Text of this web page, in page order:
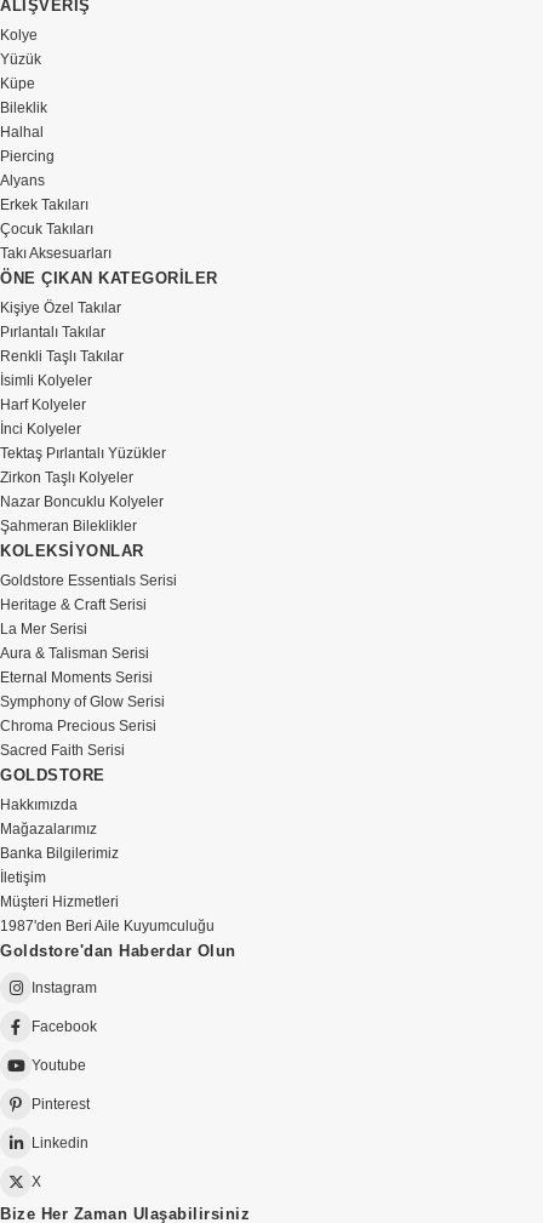
ALIŞVERİŞ
Kolye
Yüzük
Küpe
Bileklik
Halhal
Piercing
Alyans
Erkek Takıları
Çocuk Takıları
Takı Aksesuarları
ÖNE ÇIKAN KATEGORİLER
Kişiye Özel Takılar
Pırlantalı Takılar
Renkli Taşlı Takılar
İsimli Kolyeler
Harf Kolyeler
İnci Kolyeler
Tektaş Pırlantalı Yüzükler
Zirkon Taşlı Kolyeler
Nazar Boncuklu Kolyeler
Şahmeran Bileklikler
KOLEKSİYONLAR
Goldstore Essentials Serisi
Heritage & Craft Serisi
La Mer Serisi
Aura & Talisman Serisi
Eternal Moments Serisi
Symphony of Glow Serisi
Chroma Precious Serisi
Sacred Faith Serisi
GOLDSTORE
Hakkımızda
Mağazalarımız
Banka Bilgilerimiz
İletişim
Müşteri Hizmetleri
1987'den Beri Aile Kuyumculuğu
Goldstore'dan Haberdar Olun
Instagram
Facebook
Youtube
Pinterest
Linkedin
X
Bize Her Zaman Ulaşabilirsiniz